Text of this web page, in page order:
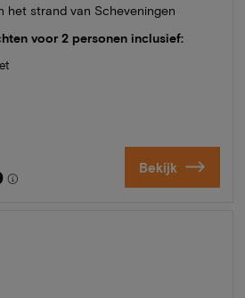
het strand van Scheveningen
voor 2 personen inclusief:
Bekijk